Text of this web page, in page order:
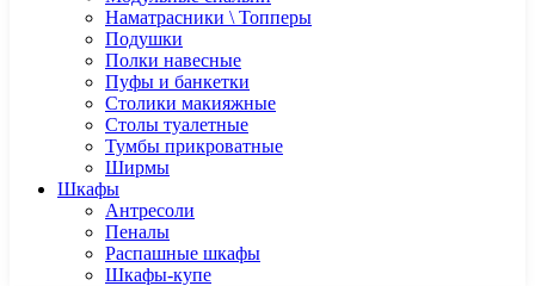
Наматрасники \ Топперы
Подушки
Полки навесные
Пуфы и банкетки
Столики макияжные
Столы туалетные
Тумбы прикроватные
Ширмы
Шкафы
Антресоли
Пеналы
Распашные шкафы
Шкафы-купе